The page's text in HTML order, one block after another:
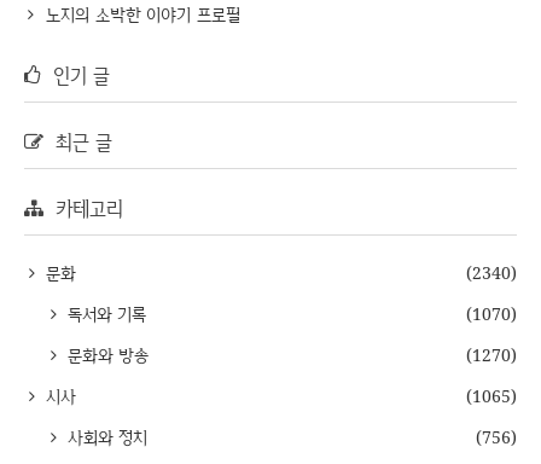
노지의 소박한 이야기 프로필
인기 글
최근 글
카테고리
문화
(2340)
독서와 기록
(1070)
문화와 방송
(1270)
시사
(1065)
사회와 정치
(756)